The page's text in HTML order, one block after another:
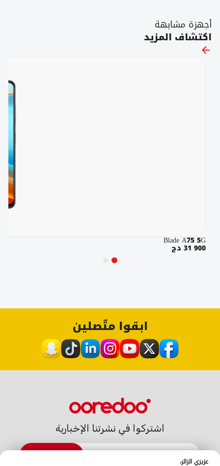
عزيزي الزائر،
أجهزة مشابهة
اكتشاف المزيد
Blade A75 5G
31 900 دج
ابقوا متّصلين
اشتركوا في نشرتنا الإخبارية